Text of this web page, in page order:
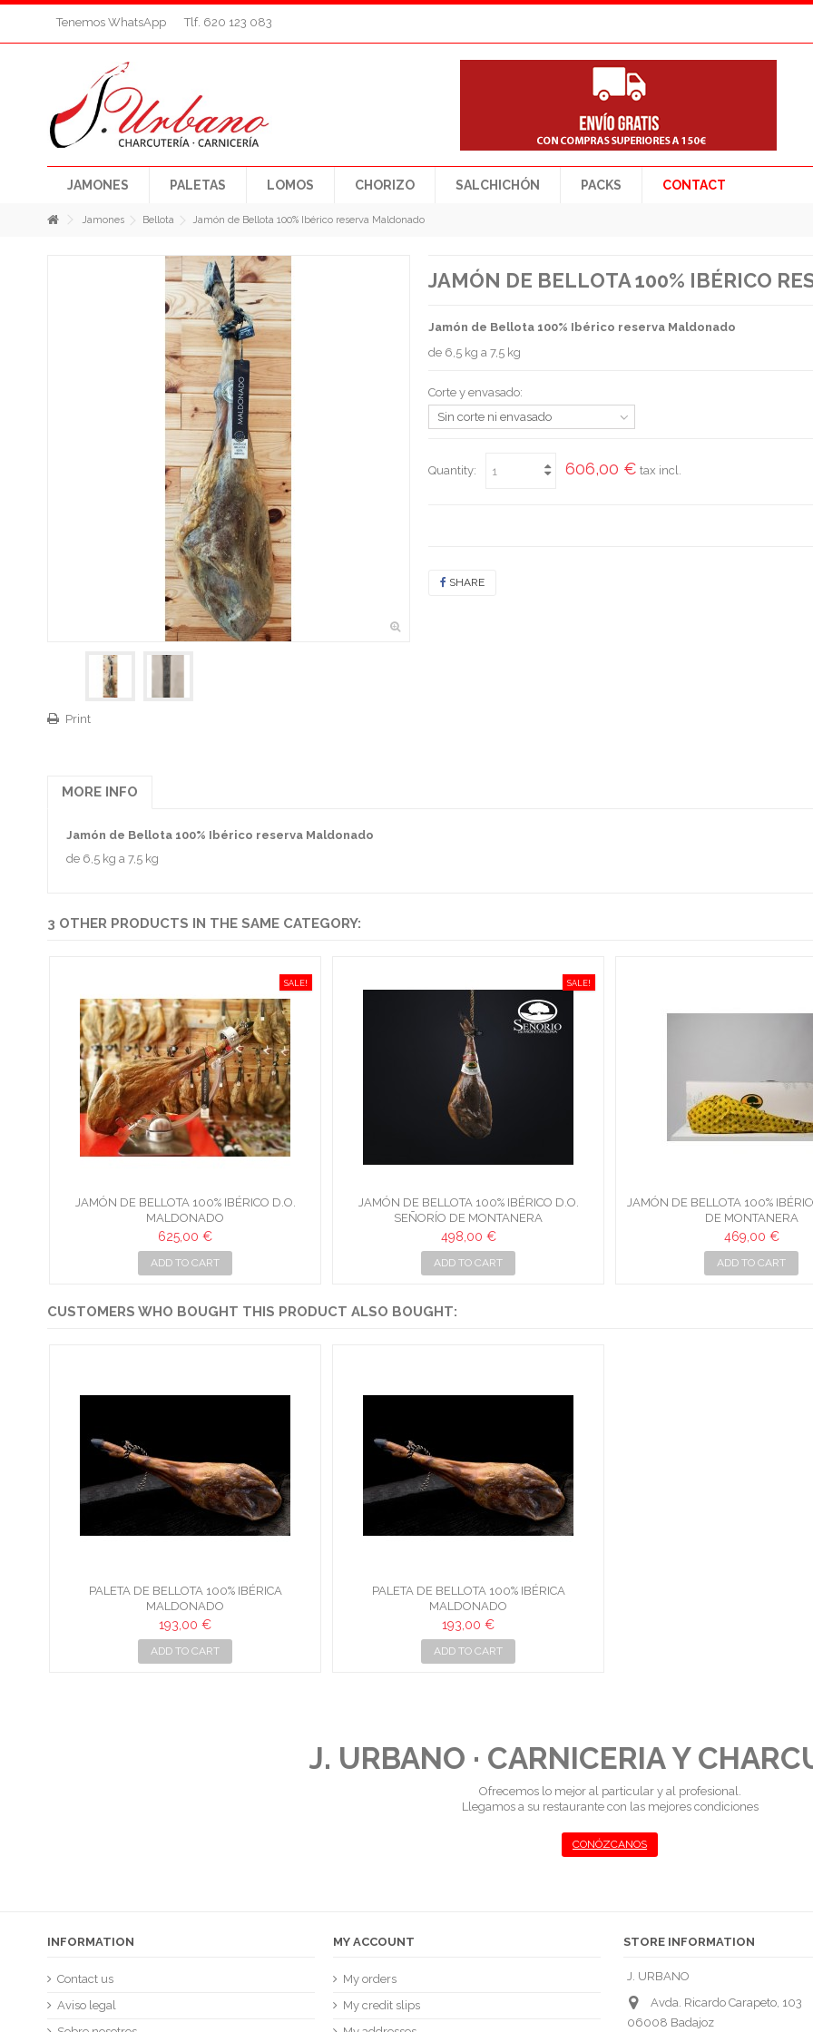
Tenemos WhatsApp Tlf. 620 123 083
JAMONES PALETAS LOMOS CHORIZO SALCHICHÓN PACKS CONTACT
Jamones Bellota Jamón de Bellota 100% Ibérico reserva Maldonado
Print
JAMÓN DE BELLOTA 100% IBÉRICO
Jamón de Bellota 100% Ibérico reserva Maldonado
de 6,5 kg a 7,5 kg
Corte y envasado:
Sin corte ni envasado
Quantity: 606,00 € tax incl.
SHARE
MORE INFO
Jamón de Bellota 100% Ibérico reserva Maldonado
de 6,5 kg a 7,5 kg
3 OTHER PRODUCTS IN THE SAME CATEGORY:
SALE!
JAMÓN DE BELLOTA 100% IBÉRICO D.O.
MALDONADO
625,00 €
ADD TO CART
SALE!
JAMÓN DE BELLOTA 100% IBÉRICO D.O.
SEÑORÍO DE MONTANERA
498,00 €
ADD TO CART
JAMÓN DE BELLOTA 100%
DE MONTANERA
469,00 €
ADD TO CART
CUSTOMERS WHO BOUGHT THIS PRODUCT ALSO BOUGHT:
PALETA DE BELLOTA 100% IBÉRICA
MALDONADO
193,00 €
ADD TO CART
PALETA DE BELLOTA 100% IBÉRICA
MALDONADO
193,00 €
ADD TO CART
J. URBANO · CARNICERIA Y
Ofrecemos lo mejor al particular y al profesional.
Llegamos a su restaurante con las mejores condiciones
CONÓZCANOS
INFORMATION
Contact us
Aviso legal
MY ACCOUNT
My orders
My credit slips
STORE INFORMATION
J. URBANO
Avda. Ricardo Carapeto, 103
06008 Badajoz